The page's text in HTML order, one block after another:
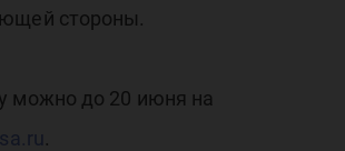
стороны.
можно до 20 июня на
.